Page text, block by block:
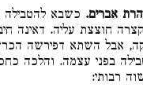
אברים. כשבא להטבילה
חוצצת עליה. דאינה
אבל השתא דפירשה
בפני עצמה. והלכה
רבותי: